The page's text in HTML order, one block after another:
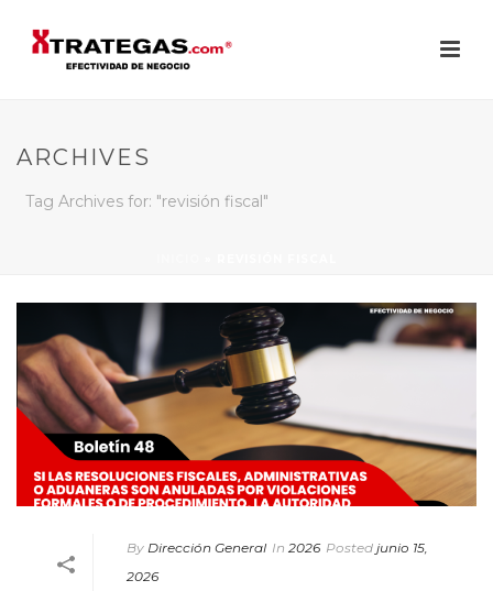
ARCHIVES
Tag Archives for: "revisión fiscal"
By Dirección General In 2026 Posted junio 15,
2026